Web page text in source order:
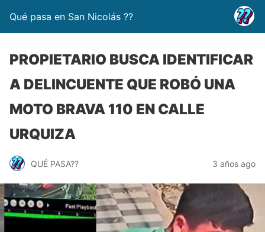
Qué pasa en San Nicolás ??
PROPIETARIO BUSCA IDENTIFICAR
A DELINCUENTE QUE ROBÓ UNA
MOTO BRAVA 110 EN CALLE
URQUIZA
QUÉ PASA?? 3 años ago